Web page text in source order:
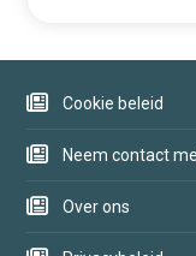
Cookie beleid
Neem contact
Over ons